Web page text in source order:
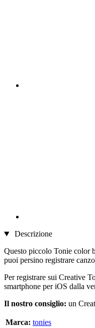
Descrizione
Questo piccolo Tonie color
puoi persino registrare
Per registrare sui Creative
smartphone per iOS dalla
Il nostro consiglio: un
Marca: tonies